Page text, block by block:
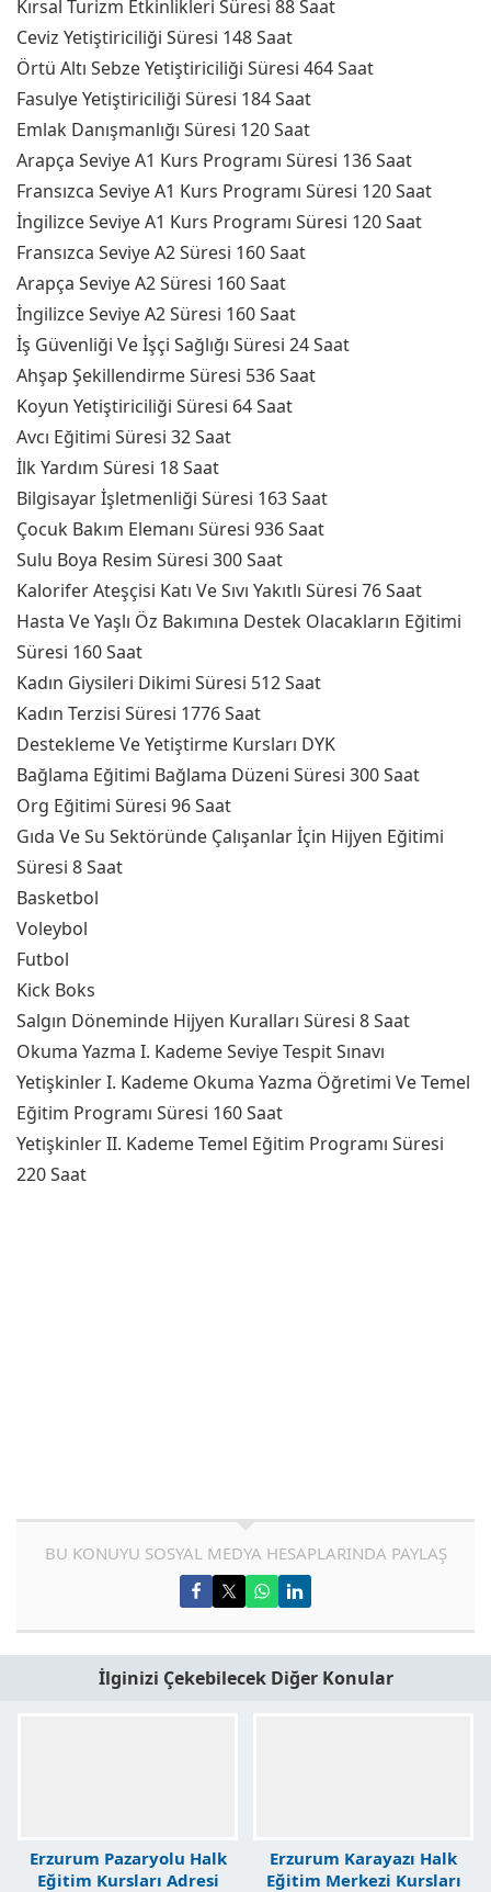
Kırsal Turizm Etkinlikleri Süresi 88 Saat
Ceviz Yetiştiriciliği Süresi 148 Saat
Örtü Altı Sebze Yetiştiriciliği Süresi 464 Saat
Fasulye Yetiştiriciliği Süresi 184 Saat
Emlak Danışmanlığı Süresi 120 Saat
Arapça Seviye A1 Kurs Programı Süresi 136 Saat
Fransızca Seviye A1 Kurs Programı Süresi 120 Saat
İngilizce Seviye A1 Kurs Programı Süresi 120 Saat
Fransızca Seviye A2 Süresi 160 Saat
Arapça Seviye A2 Süresi 160 Saat
İngilizce Seviye A2 Süresi 160 Saat
İş Güvenliği Ve İşçi Sağlığı Süresi 24 Saat
Ahşap Şekillendirme Süresi 536 Saat
Koyun Yetiştiriciliği Süresi 64 Saat
Avcı Eğitimi Süresi 32 Saat
İlk Yardım Süresi 18 Saat
Bilgisayar İşletmenliği Süresi 163 Saat
Çocuk Bakım Elemanı Süresi 936 Saat
Sulu Boya Resim Süresi 300 Saat
Kalorifer Ateşçisi Katı Ve Sıvı Yakıtlı Süresi 76 Saat
Hasta Ve Yaşlı Öz Bakımına Destek Olacakların Eğitimi
Süresi 160 Saat
Kadın Giysileri Dikimi Süresi 512 Saat
Kadın Terzisi Süresi 1776 Saat
Destekleme Ve Yetiştirme Kursları DYK
Bağlama Eğitimi Bağlama Düzeni Süresi 300 Saat
Org Eğitimi Süresi 96 Saat
Gıda Ve Su Sektöründe Çalışanlar İçin Hijyen Eğitimi
Süresi 8 Saat
Basketbol
Voleybol
Futbol
Kick Boks
Salgın Döneminde Hijyen Kuralları Süresi 8 Saat
Okuma Yazma I. Kademe Seviye Tespit Sınavı
Yetişkinler I. Kademe Okuma Yazma Öğretimi Ve Temel
Eğitim Programı Süresi 160 Saat
Yetişkinler II. Kademe Temel Eğitim Programı Süresi
220 Saat
BU KONUYU SOSYAL MEDYA HESAPLARINDA PAYLAŞ
İlginizi Çekebilecek Diğer Konular
Erzurum Pazaryolu Halk
Eğitim Kursları Adresi
Erzurum Karayazı Halk
Eğitim Merkezi Kursları